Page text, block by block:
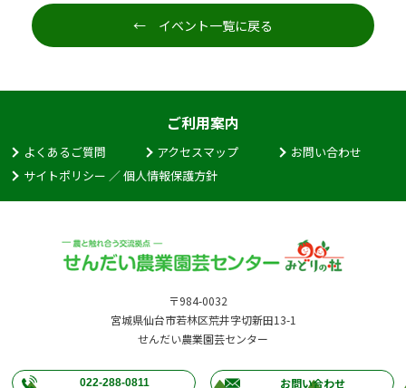
← イベント一覧に戻る
ご利用案内
よくあるご質問 アクセスマップ
お問い合わせ
サイトポリシー ／ 個人情報保護方針
〒984-0032
宮城県仙台市若林区荒井字切新田13-1
せんだい農業園芸センター
022-288-0811 お問い合わせ